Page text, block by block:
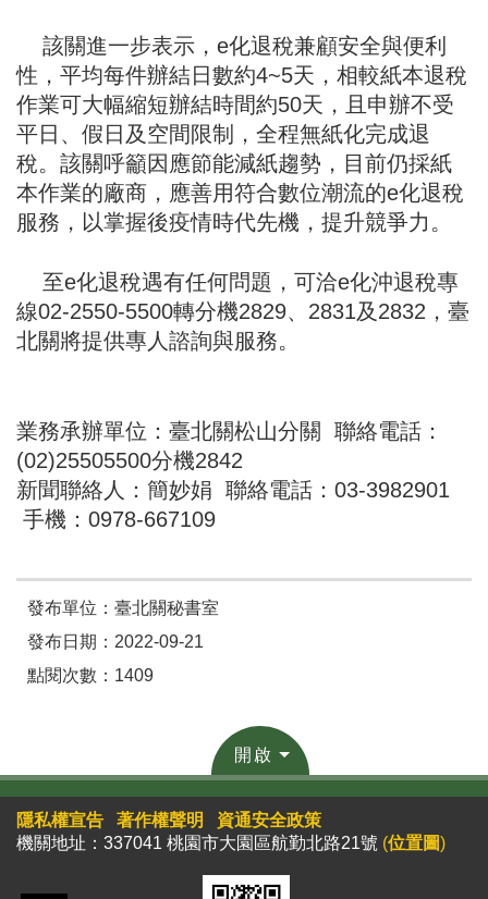
該關進一步表示，e化退稅兼顧安全與便利
性，平均每件辦結日數約4~5天，相較紙本退稅
作業可大幅縮短辦結時間約50天，且申辦不受
平日、假日及空間限制，全程無紙化完成退
稅。該關呼籲因應節能減紙趨勢，目前仍採紙
本作業的廠商，應善用符合數位潮流的e化退稅
服務，以掌握後疫情時代先機，提升競爭力。
至e化退稅遇有任何問題，可洽e化沖退稅專
線02-2550-5500轉分機2829、2831及2832，臺
北關將提供專人諮詢與服務。
業務承辦單位：臺北關松山分關 聯絡電話：
(02)25505500分機2842
新聞聯絡人：簡妙娟 聯絡電話：03-3982901
手機：0978-667109
發布單位：臺北關秘書室
發布日期：2022-09-21
點閱次數：1409
開啟
隱私權宣告 著作權聲明
資通安全政策
機關地址：337041 桃園市大園區航勤北路21號 (位置圖)